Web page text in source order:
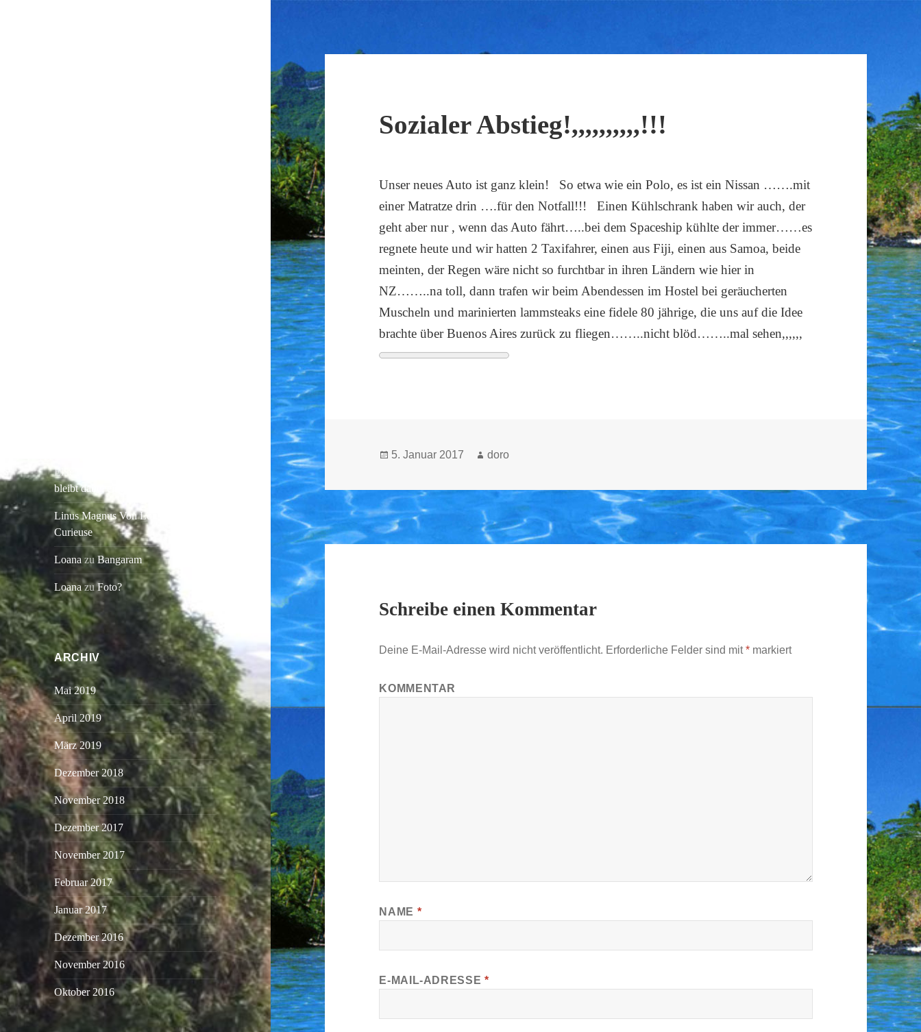
Elke Martin
bleibt dabei einfach solange sitzen,
Linus Magnus Von Lonski
Curieuse
Loana zuBangaram
LoanazuFoto?
ARCHIV
Mai 2019
April 2019
März 2019
Dezember 2018
November 2018
Dezember 2017
November 2017
Februar 2017
Januar 2017
Dezember 2016
November 2016
Oktober 2016
Sozialer Abstieg!,,,,,,,,,,!!!
Unser neues Auto ist ganz klein! So etwa wie ein Polo, es ist ein Nissan …….mit
einer Matratze drin ….für den Notfall!!! Einen Kühlschrank haben wir auch, der
geht aber nur , wenn das Auto fährt…..bei dem Spaceship kühlte der immer……es
regnete heute und wir hatten 2 Taxifahrer, einen aus Fiji, einen aus Samoa, beide
meinten, der Regen wäre nicht so furchtbar in ihren Ländern wie hier in
NZ……..na toll, dann trafen wir beim Abendessen im Hostel bei geräucherten
Muscheln und marinierten lammsteaks eine fidele 80 jährige, die uns auf die Idee
brachte über Buenos Aires zurück zu fliegen……..nicht blöd……..mal sehen,,,,,,
Veröffentlicht
5. Januar 2017 Autor
doro
Schreibe einen Kommentar
Deine E-Mail-Adresse wird nicht veröffentlicht. Erforderliche Felder sind mit* markiert
KOMMENTAR
NAME *
E-MAIL-ADRESSE *